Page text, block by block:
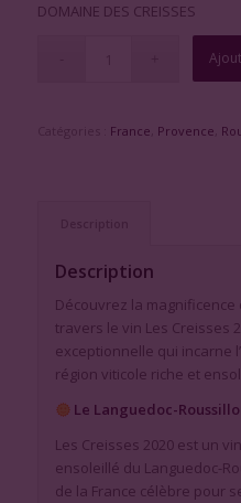
DOMAINE DES CREISSES
France Provence
Description
Découvrez la
travers le vin Les Creisses
exceptionnelle qui incarne
région viticole riche et
Le Languedoc-
Les Creisses 2020 est un
ensoleillé du Languedoc-
de la France célèbre pour